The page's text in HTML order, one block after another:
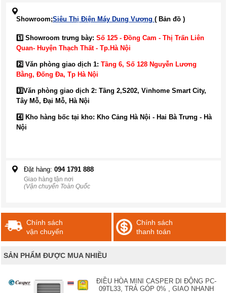
Showroom;Siêu Thị Điện Máy Dung Vượng ( Bản đồ )
1️⃣ Showroom trưng bày: Số 125 - Đồng Cam - Thị Trấn Liên
Quan- Huyện Thạch Thất - Tp.Hà Nội
2️⃣ Văn phòng giao dịch 1: Tầng 6, Số 128 Nguyễn Lương
Bằng, Đống Đa, Tp Hà Nội
3️⃣Văn phòng giao dịch 2: Tầng 2,S202, Vinhome Smart City,
Tây Mỗ, Đại Mỗ, Hà Nội
4️⃣ Kho hàng bốc tại kho: Kho Cảng Hà Nội - Hai Bà Trưng - Hà
Nội
Đặt hàng: 094 1791 888
Giao hàng tận nơi
(Vận chuyển Toàn Quốc
Chính sách
vận chuyển
Chính sách
thanh toán
SẢN PHẨM ĐƯỢC MUA NHIỀU
ĐIỀU HÒA MINI CASPER DI ĐỘNG PC-
09TL33, TRẢ GÓP 0% , GIAO NHANH